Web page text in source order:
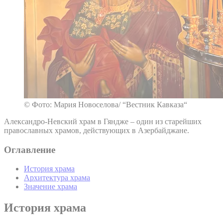
© Фото: Мария Новоселова/ “Вестник Кавказа“
Александро-Невский храм в Гяндже – один из старейших
православных храмов, действующих в Азербайджане.
Оглавление
История храма
Архитектура храма
Значение храма
История храма